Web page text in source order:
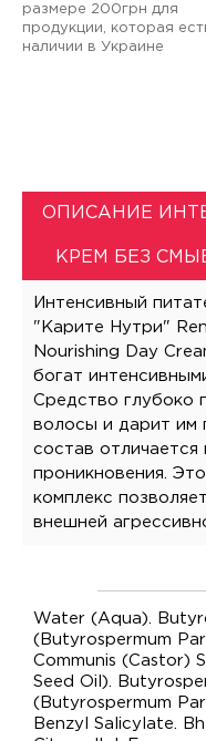
размере 200грн для
продукции, которая
наличии в Украине
ОПИСАНИЕ
КРЕМ БЕЗ
Интенсивный
"Карите Нутри"
Nourishing Day
богат
Средство глубоко
волосы и дарит им
состав отличается
проникновения.
комплекс
внешней
Water (Aqua).
(Butyrospermum
Communis (Castor)
Seed Oil).
(Butyrospermum
Benzyl Salicylate.